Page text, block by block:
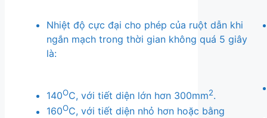
Nhiệt độ cực đại cho phép của ruột dẫn khi
ngắn mạch trong thời gian không quá 5 giây
là:
140OC, với tiết diện lớn hơn 300mm2.
160OC, với tiết diện nhỏ hơn hoặc bằng